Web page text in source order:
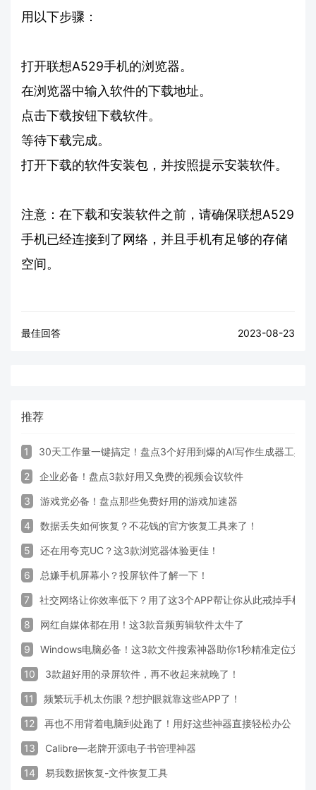
用以下步骤：
打开联想A529手机的浏览器。
在浏览器中输入软件的下载地址。
点击下载按钮下载软件。
等待下载完成。
打开下载的软件安装包，并按照提示安装软件。
注意：在下载和安装软件之前，请确保联想A529
手机已经连接到了网络，并且手机有足够的存储
空间。
最佳回答 2023-08-23
推荐
1 30天工作量一键搞定！盘点3个好用到爆的AI写作生成器工具
2 企业必备！盘点3款好用又免费的视频会议软件
3 游戏党必备！盘点那些免费好用的游戏加速器
4 数据丢失如何恢复？不花钱的官方恢复工具来了！
5 还在用夸克UC？这3款浏览器体验更佳！
6 总嫌手机屏幕小？投屏软件了解一下！
7 社交网络让你效率低下？用了这3个APP帮让你从此戒掉手机！
8 网红自媒体都在用！这3款音频剪辑软件太牛了
9 Windows电脑必备！这3款文件搜索神器助你1秒精准定位文件
10 3款超好用的录屏软件，再不收起来就晚了！
11 频繁玩手机太伤眼？想护眼就靠这些APP了！
12 再也不用背着电脑到处跑了！用好这些神器直接轻松办公
13 Calibre—老牌开源电子书管理神器
14 易我数据恢复-文件恢复工具